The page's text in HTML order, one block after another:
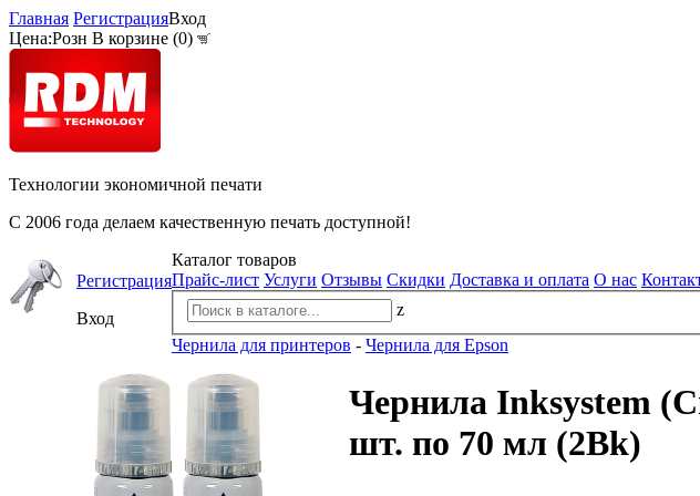
Главная РегистрацияВход
Цена:Розн В корзине (0)
Технологии экономичной печати
С 2006 года делаем качественную печать доступной!
Регистрация
Вход
Каталог товаров
Прайс-лист Услуги Отзывы Скидки Доставка и оплата О нас
z
Чернила для принтеров - Чернила для Epson
Чернила Inksystem
шт. по 70 мл (2Bk)